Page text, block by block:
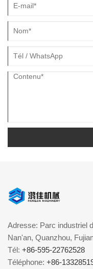
Adresse: Parc industriel
Nan'an, Quanzhou,
Tél: +86-595-22762528
Téléphone: +86-